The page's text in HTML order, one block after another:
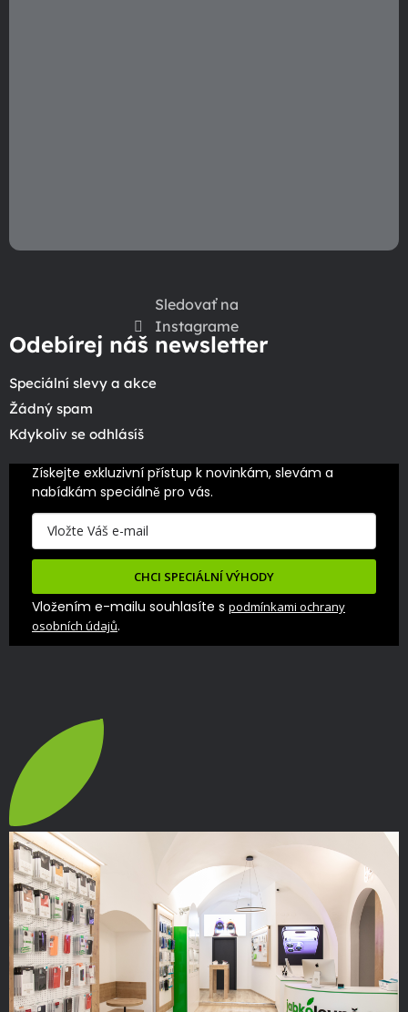
Sledovať na
Instagrame
Odebírej náš newsletter
Speciální slevy a akce
Žádný spam
Kdykoliv se odhlásíš
Získejte exkluzivní přístup k novinkám, slevám a
nabídkám speciálně pro vás.
CHCI SPECIÁLNÍ VÝHODY
Vložením e-mailu souhlasíte s podmínkami ochrany
osobních údajů.